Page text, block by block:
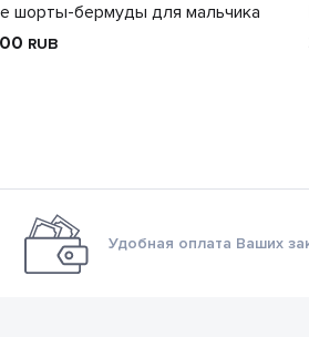
шорты-бермуды для мальчика
RUB
Удобная оплата Ваших